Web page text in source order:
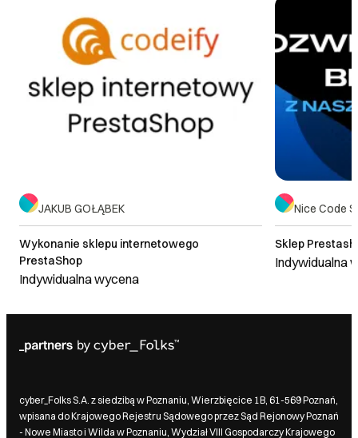
JAKUB GOŁĄBEK
Wykonanie sklepu internetowego
PrestaShop
Indywidualna wycena
Nice Code
Sklep
Indywidualna
cyber_Folks S.A. z siedzibą w Poznaniu, Wierzbięcice 1B, 61-569 Poznań,
wpisana do Krajowego Rejestru Sądowego przez Sąd Rejonowy Poznań
- Nowe Miasto i Wilda w Poznaniu, Wydział VIII Gospodarczy Krajowego